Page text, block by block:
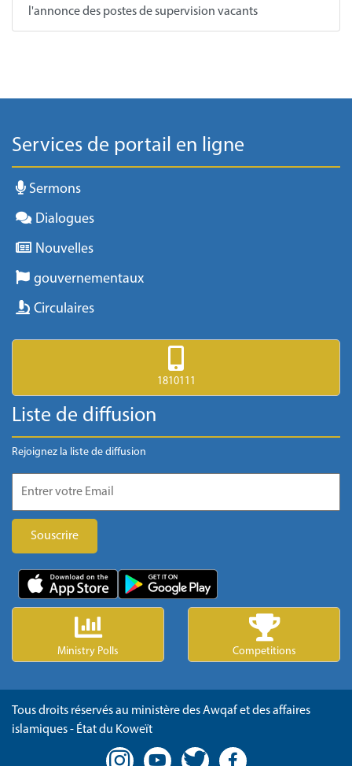
l'annonce des postes de supervision vacants
Services de portail en ligne
Sermons
Dialogues
Nouvelles
gouvernementaux
Circulaires
1810111
Liste de diffusion
Rejoignez la liste de diffusion
Ministry Polls Competitions
Tous droits réservés au ministère des Awqaf et des affaires
islamiques - État du Koweït